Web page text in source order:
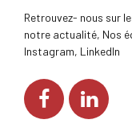
Retrouvez- nous sur
notre actualité, Nos
Instagram, LinkedIn